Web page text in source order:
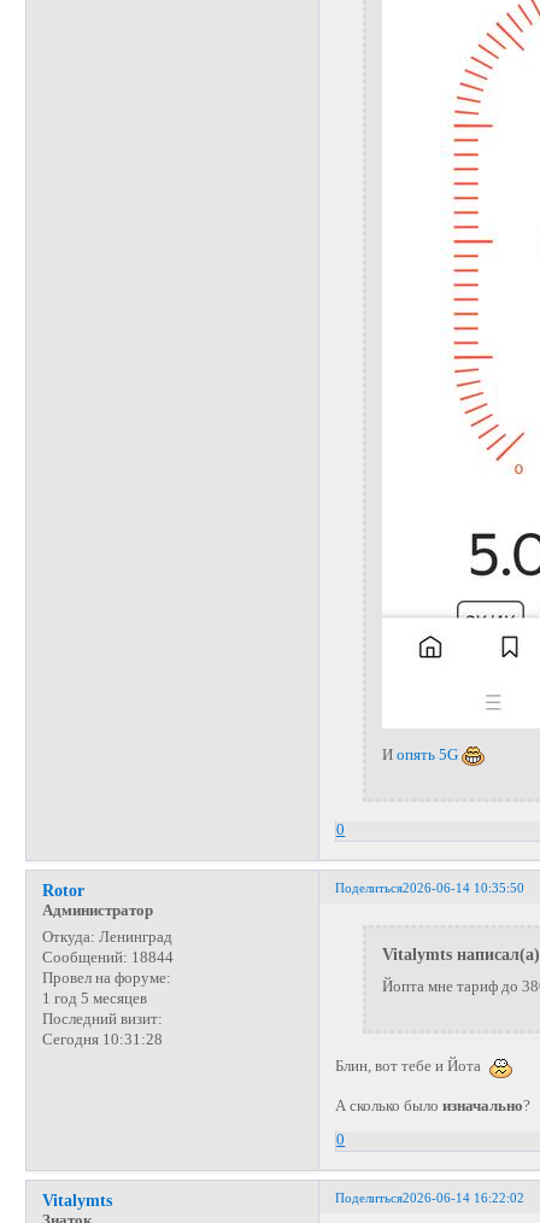
И опять 5G
0
Поделиться2026-06-14 10:35:50
Rotor
Администратор
Откуда: Ленинград
Сообщений: 18844
Провел на форуме:
1 год 5 месяцев
Последний визит:
Сегодня 10:31:28
Vitalymts
Йопта мне тариф до
Блин, вот тебе и Йота
А сколько былоизначально?
0
Поделиться2026-06-14 16:22:02
Vitalymts